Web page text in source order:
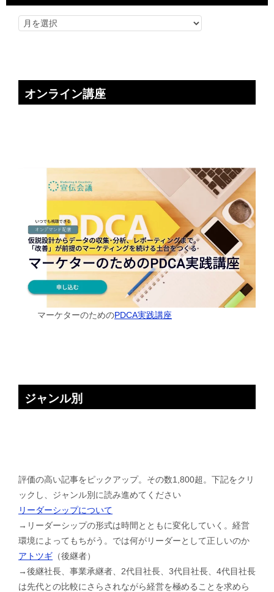
オンライン講座
マーケターのためのPDCA実践講座
ジャンル別
評価の高い記事をピックアップ。その数1,800超。下記をクリ
ックし、ジャンル別に読み進めてください
リーダーシップについて
→リーダーシップの形式は時間とともに変化していく。経営
環境によってもちがう。では何がリーダーとして正しいのか
アトツギ （後継者）
→後継社長、事業承継者、2代目社長、3代目社長、4代目社長
は先代との比較にさらされながら経営を極めることを求めら